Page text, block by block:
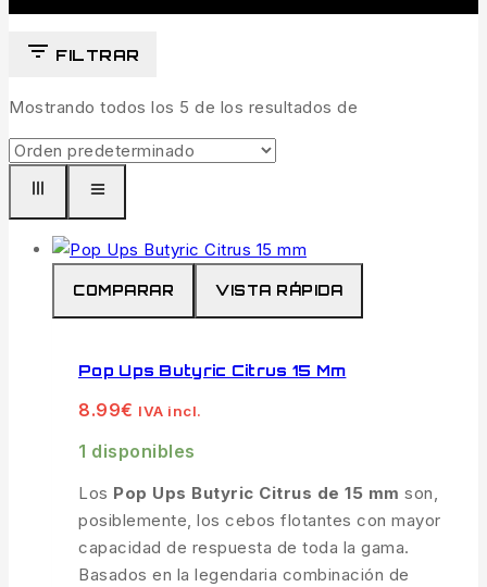
FILTRAR
Mostrando todos los 5 de los resultados de
COMPARAR VISTA RÁPIDA
Pop Ups Butyric Citrus 15 Mm
8.99€ IVA incl.
1 disponibles
Los Pop Ups Butyric Citrus de 15 mm son,
posiblemente, los cebos flotantes con mayor
capacidad de respuesta de toda la gama.
Basados en la legendaria combinación de